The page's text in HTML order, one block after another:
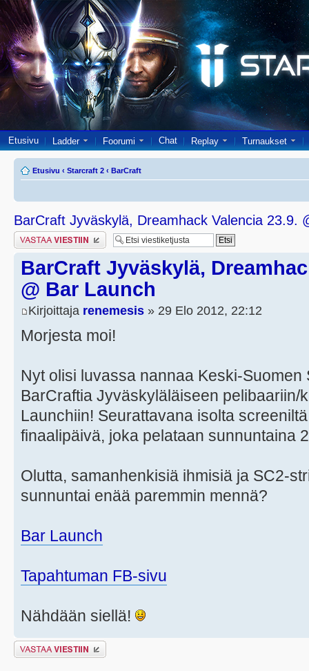
Etusivu Ladder Foorumi Chat Replay Turnaukset
Etusivu ‹ Starcraft 2 ‹ BarCraft
BarCraft Jyväskylä, Dreamhack Valencia 23.9.
Lähetä vastaus
BarCraft Jyväskylä,
@ Bar Launch
Kirjoittaja renemesis » 29 Elo 2012, 22:12
Morjesta moi!
Nyt olisi luvassa nannaa Keski-Suomen
BarCraftia Jyväskyläläiseen pelibaariin/
Launchiin! Seurattavana isolta
finaalipäivä, joka pelataan sunnuntaina
Olutta, samanhenkisiä ihmisiä ja SC2-
sunnuntai enää paremmin mennä?
Bar Launch
Tapahtuman FB-sivu
Nähdään siellä!
Lähetä vastaus